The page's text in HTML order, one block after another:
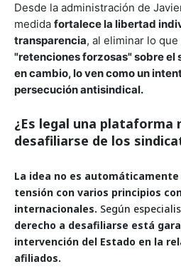
Desde la administración de
medida fortalece la libertad
transparencia, al eliminar lo
"retenciones forzosas" sobre el
en cambio, lo ven como un
persecución antisindical.
¿Es legal una plataforma
desafiliarse de los
La idea no es
tensión con varios principios
internacionales. Según
derecho a desafiliarse está
intervención del Estado en la
afiliados.